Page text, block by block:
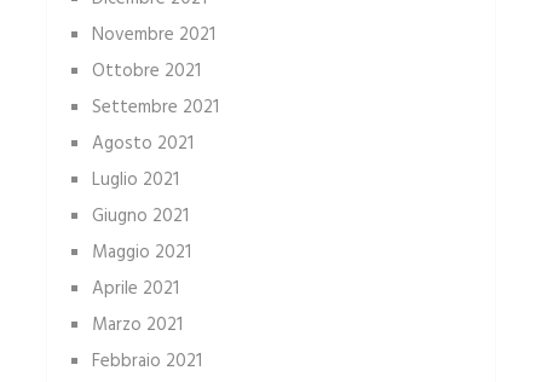
Novembre 2021
Ottobre 2021
Settembre 2021
Agosto 2021
Luglio 2021
Giugno 2021
Maggio 2021
Aprile 2021
Marzo 2021
Febbraio 2021